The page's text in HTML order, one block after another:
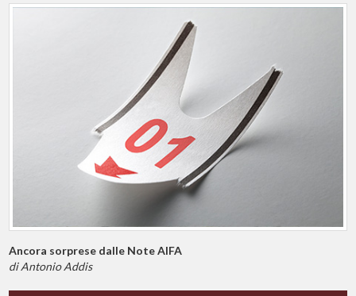
Ancora sorprese dalle Note AIFA
di Antonio Addis